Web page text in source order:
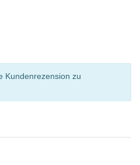
Kundenrezension zu